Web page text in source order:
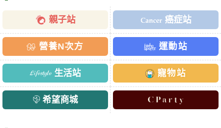
親子站 癌症站
營養N次方 運動站
生活站 寵物站
希望商城